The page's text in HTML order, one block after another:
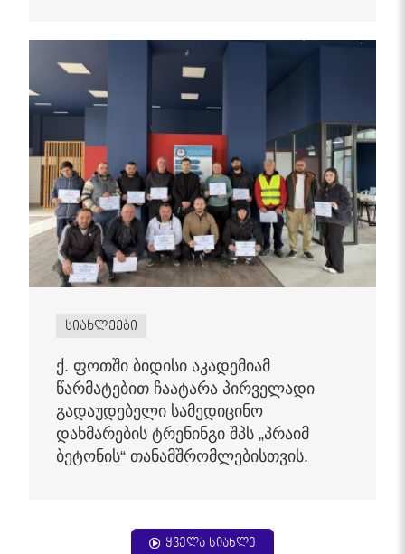
სიახლეები
ქ. ფოთში ბიდისი აკადემიამ
წარმატებით ჩაატარა პირველადი
გადაუდებელი სამედიცინო
დახმარების ტრენინგი შპს „პრაიმ
ბეტონის“ თანამშრომლებისთვის.
ყველა სიახლე